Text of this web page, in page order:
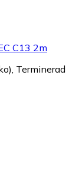
C13 2m
Terminerad